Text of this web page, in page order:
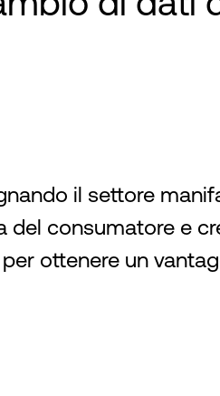
il settore
del consumatore e
ottenere un